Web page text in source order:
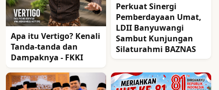
Apa itu Vertigo? Kenali
Tanda-tanda dan
Dampaknya - FKKI
Perkuat Sinergi
Pemberdayaan Umat,
LDII Banyuwangi
Sambut Kunjungan
Silaturahmi BAZNAS